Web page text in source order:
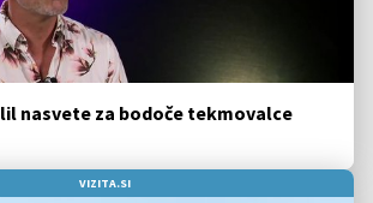
nasvete za bodoče tekmovalce
VIZITA.SI